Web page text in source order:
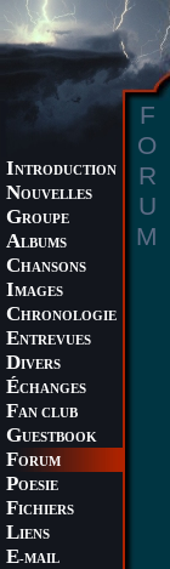
INTRODUCTION
NOUVELLES
GROUPE
ALBUMS
CHANSONS
IMAGES
CHRONOLOGIE
ENTREVUES
DIVERS
ÉCHANGES
FAN CLUB
GUESTBOOK
FORUM
POESIE
FICHIERS
LIENS
E-MAIL
F
O
R
U
M